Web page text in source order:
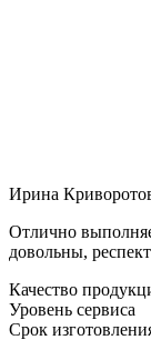
Ирина
Отлично
довольны,
Качество
Уровень сервиса
Срок